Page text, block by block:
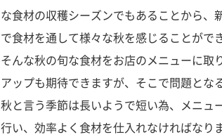
な食材の収穫シーズンでもあることから
で食材を通して様々な秋を感じることがで
そんな秋の旬な食材をお店のメニューに
アップも期待できますが、そこで問題とな
秋と言う季節は長いようで短い為、メニ
行い、効率よく食材を仕入れなければな